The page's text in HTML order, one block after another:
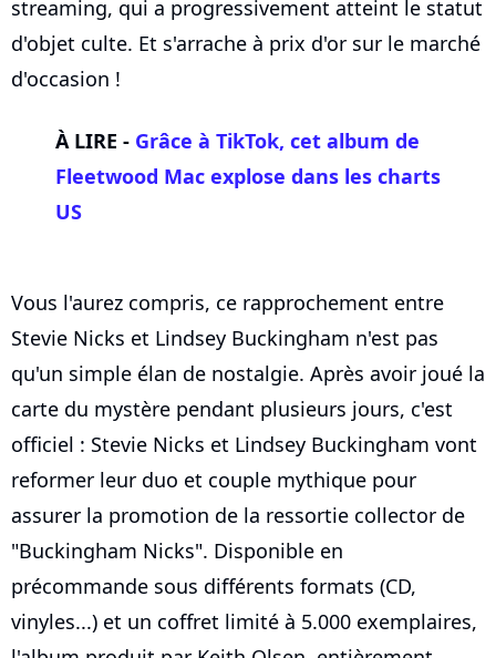
streaming, qui a progressivement atteint le statut
d'objet culte. Et s'arrache à prix d'or sur le marché
d'occasion !
À LIRE - Grâce à TikTok, cet album de
Fleetwood Mac explose dans les charts
US
Vous l'aurez compris, ce rapprochement entre
Stevie Nicks et Lindsey Buckingham n'est pas
qu'un simple élan de nostalgie. Après avoir joué la
carte du mystère pendant plusieurs jours, c'est
officiel : Stevie Nicks et Lindsey Buckingham vont
reformer leur duo et couple mythique pour
assurer la promotion de la ressortie collector de
"Buckingham Nicks". Disponible en
précommande sous différents formats (CD,
vinyles...) et un coffret limité à 5.000 exemplaires,